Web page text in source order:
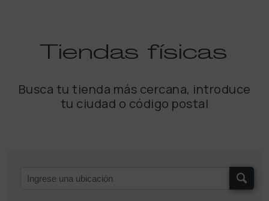
Tiendas físicas
Busca tu tienda más cercana, introduce
tu ciudad o código postal